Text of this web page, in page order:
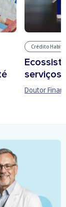
Crédito
serviços
Doutor